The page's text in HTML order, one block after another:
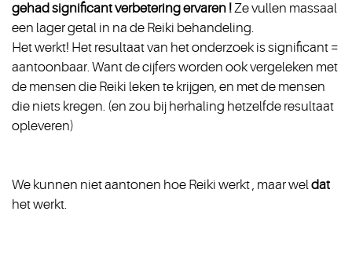
gehad significant verbetering ervaren !Ze vullen massaal
een lager getal in na de Reiki behandeling.
Het werkt! Het resultaat van het onderzoek is significant =
aantoonbaar. Want de cijfers worden ook vergeleken met
de mensen die Reiki leken te krijgen, en met de mensen
die niets kregen. (en zou bij herhaling hetzelfde resultaat
opleveren)
We kunnen niet aantonen hoe Reiki werkt , maar weldat
het werkt.